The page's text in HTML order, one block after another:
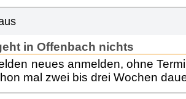
in Offenbach nichts
neues anmelden, ohne
mal zwei bis drei Wochen